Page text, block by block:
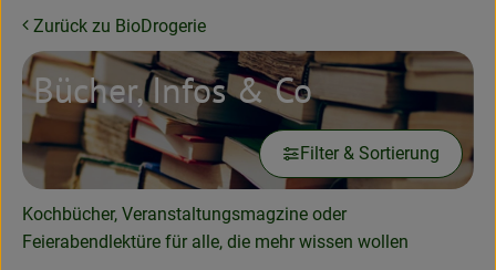
Ökokisten
Bio-Kochboxen
Aus der Region
Ökokisten
Saisonthemen
Zurück zu BioDrogerie
Bücher, Infos & Co
Filter & Sortierung
Kochbücher, Veranstaltungsmagzine oder
Feierabendlektüre für alle, die mehr wissen wollen